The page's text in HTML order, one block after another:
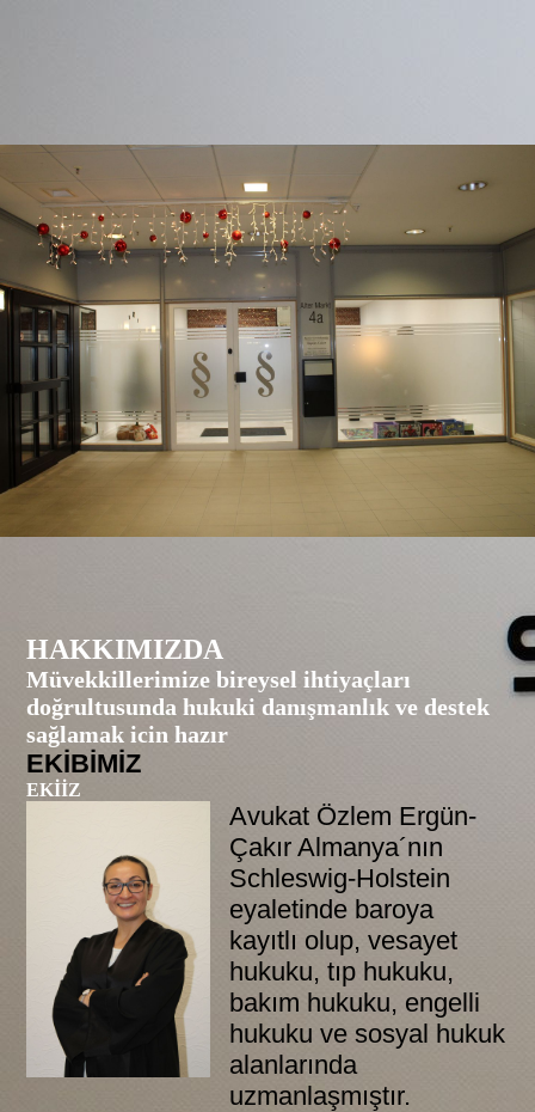
HAKKIMIZDA
Müvekkillerimize bireysel ihtiyaçları
doğrultusunda hukuki danışmanlık ve destek
sağlamak icin hazır
EKİBİMİZ
EKİİZ
Avukat Özlem Ergün-
Çakır Almanya´nın
Schleswig-Holstein
eyaletinde baroya
kayıtlı olup, vesayet
hukuku, tıp hukuku,
bakım hukuku, engelli
hukuku ve sosyal hukuk
alanlarında
uzmanlaşmıştır.